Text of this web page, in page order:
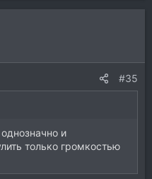
#35
и
только громкостью